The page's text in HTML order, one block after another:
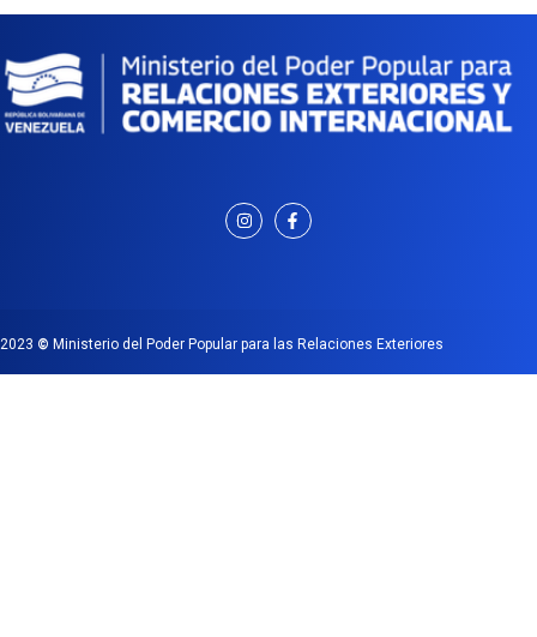
2023 © Ministerio del Poder Popular para las Relaciones Exteriores